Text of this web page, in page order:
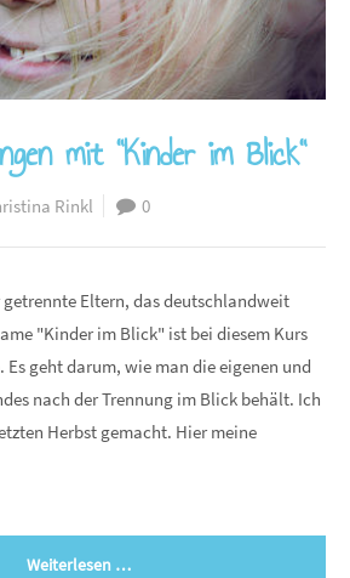
mit "Kinder im Blick"
Rinkl 0
getrennte Eltern, das deutschlandweit
"Kinder im Blick" ist bei diesem Kurs
geht darum, wie man die eigenen und
nach der Trennung im Blick behält. Ich
Herbst gemacht. Hier meine
Weiterlesen …